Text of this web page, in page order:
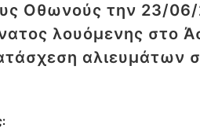
Οθωνούς την 23/
λουόμενης στο
αλιευμάτων